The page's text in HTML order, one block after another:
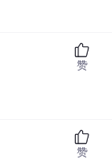
赞
赞